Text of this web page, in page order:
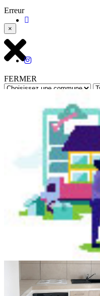
Erreur
×
FERMER
Retour à toutes les
Réf : 12196 - Mis à jour le : 01/
Le Lamentin-